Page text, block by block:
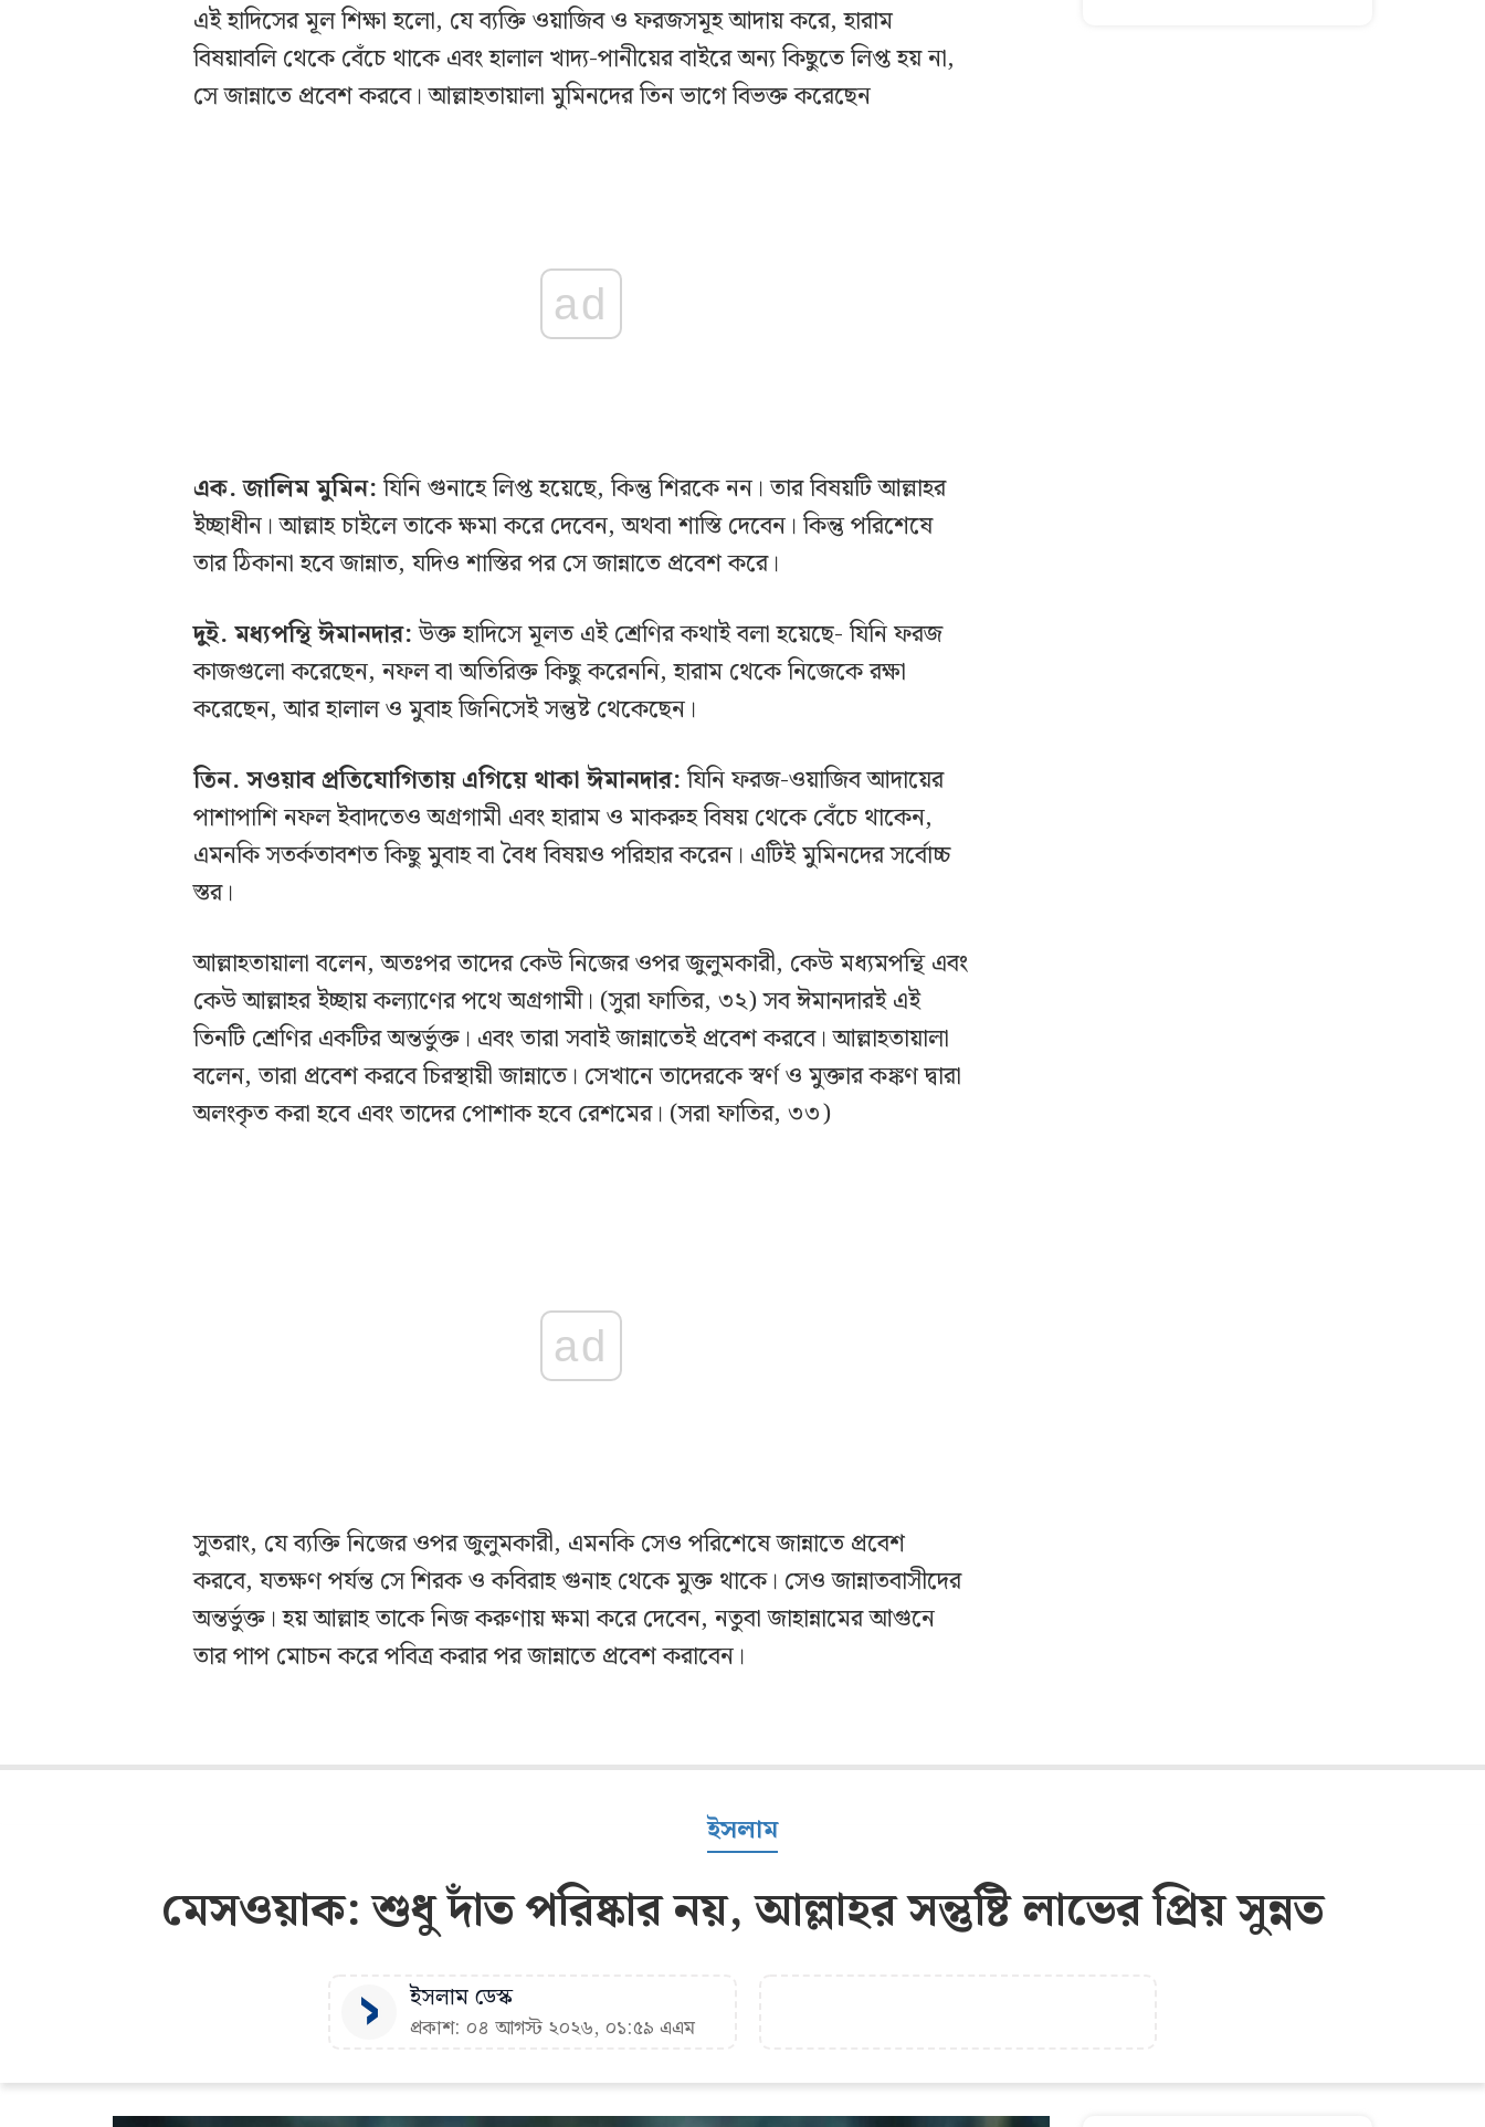
এই হাদিসের মূল শিক্ষা হলো, যে ব্যক্তি ওয়াজিব ও ফরজসমূহ আদায় করে, হারাম
বিষয়াবলি থেকে বেঁচে থাকে এবং হালাল খাদ্য-পানীয়ের বাইরে অন্য কিছুতে লিপ্ত হয় না,
সে জান্নাতে প্রবেশ করবে। আল্লাহতায়ালা মুমিনদের তিন ভাগে বিভক্ত করেছেন
ad
এক. জালিম মুমিন:যিনি গুনাহে লিপ্ত হয়েছে, কিন্তু শিরকে নন। তার বিষয়টি আল্লাহর
ইচ্ছাধীন। আল্লাহ চাইলে তাকে ক্ষমা করে দেবেন, অথবা শাস্তি দেবেন। কিন্তু পরিশেষে
তার ঠিকানা হবে জান্নাত, যদিও শাস্তির পর সে জান্নাতে প্রবেশ করে।
দুই. মধ্যপন্থি ঈমানদার:উক্ত হাদিসে মূলত এই শ্রেণির কথাই বলা হয়েছে- যিনি ফরজ
কাজগুলো করেছেন, নফল বা অতিরিক্ত কিছু করেননি, হারাম থেকে নিজেকে রক্ষা
করেছেন, আর হালাল ও মুবাহ জিনিসেই সন্তুষ্ট থেকেছেন।
তিন. সওয়াব প্রতিযোগিতায় এগিয়ে থাকা ঈমানদার:যিনি ফরজ-ওয়াজিব আদায়ের
পাশাপাশি নফল ইবাদতেও অগ্রগামী এবং হারাম ও মাকরুহ বিষয় থেকে বেঁচে থাকেন,
এমনকি সতর্কতাবশত কিছু মুবাহ বা বৈধ বিষয়ও পরিহার করেন। এটিই মুমিনদের সর্বোচ্চ
স্তর।
আল্লাহতায়ালা বলেন, অতঃপর তাদের কেউ নিজের ওপর জুলুমকারী, কেউ মধ্যমপন্থি এবং
কেউ আল্লাহর ইচ্ছায় কল্যাণের পথে অগ্রগামী। (সুরা ফাতির, ৩২) সব ঈমানদারই এই
তিনটি শ্রেণির একটির অন্তর্ভুক্ত। এবং তারা সবাই জান্নাতেই প্রবেশ করবে। আল্লাহতায়ালা
বলেন, তারা প্রবেশ করবে চিরস্থায়ী জান্নাতে। সেখানে তাদেরকে স্বর্ণ ও মুক্তার কঙ্কণ দ্বারা
অলংকৃত করা হবে এবং তাদের পোশাক হবে রেশমের। (সরা ফাতির, ৩৩)
ad
সুতরাং, যে ব্যক্তি নিজের ওপর জুলুমকারী, এমনকি সেও পরিশেষে জান্নাতে প্রবেশ
করবে, যতক্ষণ পর্যন্ত সে শিরক ও কবিরাহ গুনাহ থেকে মুক্ত থাকে। সেও জান্নাতবাসীদের
অন্তর্ভুক্ত। হয় আল্লাহ তাকে নিজ করুণায় ক্ষমা করে দেবেন, নতুবা জাহান্নামের আগুনে
তার পাপ মোচন করে পবিত্র করার পর জান্নাতে প্রবেশ করাবেন।
ইসলাম
মেসওয়াক: শুধু দাঁত পরিষ্কার নয়, আল্লাহর সন্তুষ্টি লাভের প্রিয় সুন্নত
ইসলাম ডেস্ক
প্রকাশ: ০৪ আগস্ট ২০২৬, ০১:৫৯ এএম